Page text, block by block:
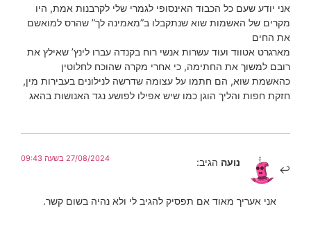
אני יודע שעם כל הכבוד האינסופי לגמרי שלי לקרבנות אמת, היו
מקרים של האשמות שוא שנתקבלו ב”מאמינה לך” שהרס למואשם
את החים
מארגרט אטווד ועוד עשרות אנשי רוח בקנדה עברו לינץ’ שאילץ את
רובם למשוך את החתימה, כי אחרי מקרה שהוכח לחלוטין
כהאשמת שוא, הם חתמו על עצומה שדרשה לנילונים בעבירות מין,
חזקת חפות והליך הוגן כמו שיש אפילו לפושע נגד האנושות בהאג
נועה הגיב: 27/08/2024 בשעה 09:43
אני אעריך מאוד אם תפסיק להגיב לי ולא נהיה בשום קשר.